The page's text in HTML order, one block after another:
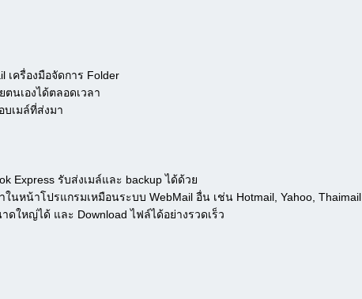
ครื่องมือจัดการ Folder
นเองได้ตลอดเวลา
บเมล์ที่ส่งมา
Express รับส่งเมล์และ backup ได้ด้วย
นหน้าโปรแกรมเหมือนระบบ WebMail อื่น เช่น Hotmail, Yahoo, Thaimail
ใหญ่ได้ และ Download ไฟล์ได้อย่างรวดเร็ว